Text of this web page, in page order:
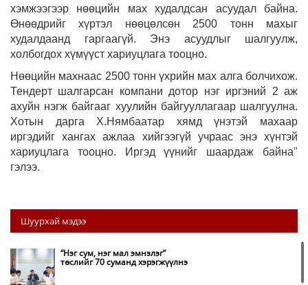
хэмжээгээр нөөцийн мах худалдсан асуудал байна.
Өнөөдрийг хүртэл нөөцөлсөн 2500 тонн махыг
худалдаанд гаргаагүй. Энэ асуудлыг шалгуулж,
холбогдох хүмүүст хариуцлага тооцно.
Нөөцийн махнаас 2500 тонн үхрийн мах алга болчихож.
Тендерт шалгарсан компани дотор нэг иргэний 2 аж
ахуйн нэгж байгааг хуулийн байгууллагаар шалгуулна.
Хотын дарга Х.Нямбаатар хямд үнэтэй махаар
иргэдийг хангах ажлаа хийгээгүй учраас энэ хүнтэй
хариуцлага тооцно. Иргэд үүнийг шаардаж байна"
гэлээ.
Шуурхай мэдээ
“Нэг сум, нэг мал эмнэлэг”
төслийг 70 суманд хэрэгжүүлнэ